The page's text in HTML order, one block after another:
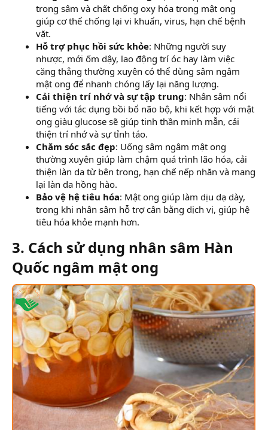
trong sâm và chất chống oxy hóa trong mật ong
giúp cơ thể chống lại vi khuẩn, virus, hạn chế bệnh
vặt.
Hỗ trợ phục hồi sức khỏe: Những người suy
nhược, mới ốm dậy, lao động trí óc hay làm việc
căng thẳng thường xuyên có thể dùng sâm ngâm
mật ong để nhanh chóng lấy lại năng lượng.
Cải thiện trí nhớ và sự tập trung: Nhân sâm nổi
tiếng với tác dụng bồi bổ não bộ, khi kết hợp với mật
ong giàu glucose sẽ giúp tinh thần minh mẫn, cải
thiện trí nhớ và sự tỉnh táo.
Chăm sóc sắc đẹp: Uống sâm ngâm mật ong
thường xuyên giúp làm chậm quá trình lão hóa, cải
thiện làn da từ bên trong, hạn chế nếp nhăn và mang
lại làn da hồng hào.
Bảo vệ hệ tiêu hóa: Mật ong giúp làm dịu dạ dày,
trong khi nhân sâm hỗ trợ cân bằng dịch vị, giúp hệ
tiêu hóa khỏe mạnh hơn.
3. Cách sử dụng nhân sâm Hàn
Quốc ngâm mật ong​